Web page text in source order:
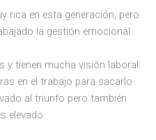
rica en esta generación, pero
la gestión emocional.
tienen mucha visión laboral.
en el trabajo para sacarlo
al triunfo pero también
elevado.